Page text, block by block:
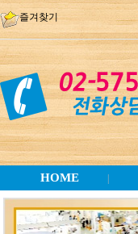
즐겨찾기
HOME